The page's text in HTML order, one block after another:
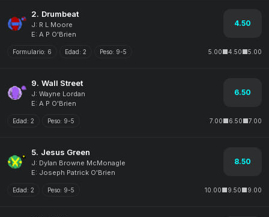
2. Drumbeat
J: R L Moore
E: A P O'Brien
4.50
Formulario: 6 Edad: 2 Peso: 9-5 5.00 4.50 5.00
9. Wall Street
J: Wayne Lordan
E: A P O'Brien
6.50
Edad: 2 Peso: 9-5 7.00 6.50 7.00
5. Jesus Green
J: Dylan Browne McMonagle
E: Joseph Patrick O'Brien
8.50
Edad: 2 Peso: 9-5 10.00 9.50 9.00